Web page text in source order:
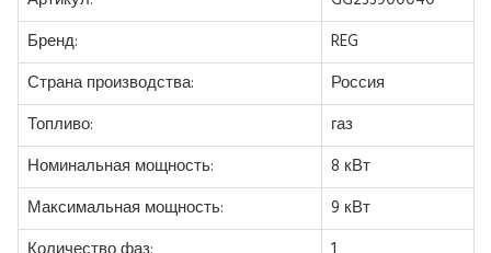
Бренд:
REG
Страна производства:
Россия
Топливо:
газ
Номинальная мощность:
8 кВт
Максимальная мощность:
9 кВт